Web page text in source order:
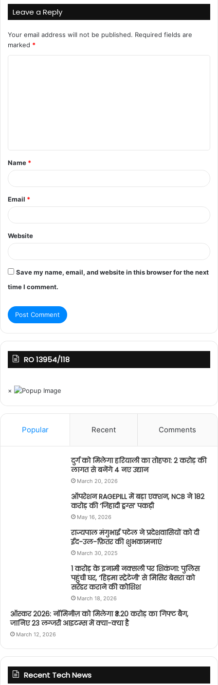
Leave a Reply
Your email address will not be published. Required fields are
marked *
Name *
Email *
Website
Save my name, email, and website in this browser for the next
time I comment.
RO 13954/118
×
Popular Recent Comments
दुर्ग को मिलेगा हरियाली का तोहफा: 2 करोड़ की
लागत से बनेंगे 4 नए उद्यान
March 20, 2026
ऑपरेशन RAGEPILL में बड़ा एक्शन, NCB ने 182
करोड़ की ‘जिहादी ड्रग्स’ पकड़ी
May 16, 2026
राज्यपाल मंगुभाई पटेल ने प्रदेशवासियों को दी
ईद-उल-फ़ितर की शुभकामनाएं
March 30, 2025
1 करोड़ के इनामी नक्सली पर शिकंजा: पुलिस
पहुंची घर, ‘हिड़मा स्ट्रेटेजी’ से मिसिर बेसरा को
सरेंडर कराने की कोशिश
March 18, 2026
ऑस्कर 2026: नॉमिनीज़ को मिलेगा ₹3.20 करोड़ का गिफ्ट बैग,
जानिए 23 लग्जरी आइटम्स में क्या-क्या है
March 12, 2026
Recent Tech News